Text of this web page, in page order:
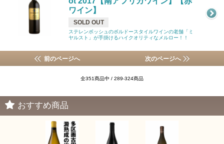
ワイン】
SOLD OUT
ステレンボッシュのボルドースタイルワインの老舗「ミ
ヤルスト」が手掛けるハイクオリティなメルロー！！
前のページへ 次のページへ
全351商品中 / 289-324商品
おすすめ商品